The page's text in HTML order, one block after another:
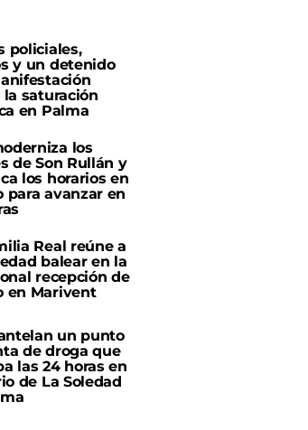
policiales,
y un detenido
la saturación
en Palma
los
de Son Rullán y
los horarios en
para avanzar en
Real reúne a
balear en la
recepción de
en Marivent
un punto
de droga que
las 24 horas en
de La Soledad